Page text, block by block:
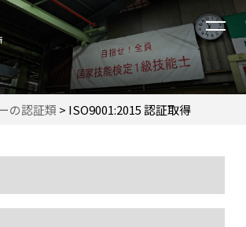
の認証類 > ISO9001:2015 認証取得